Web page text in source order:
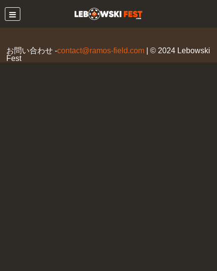
お問い合わせ -contact@ramos-field.com | © 2024 Lebowski
Fest